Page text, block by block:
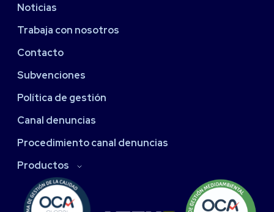
Noticias
Trabaja con nosotros
Contacto
Subvenciones
Política de gestión
Canal denuncias
Procedimiento canal denuncias
Productos